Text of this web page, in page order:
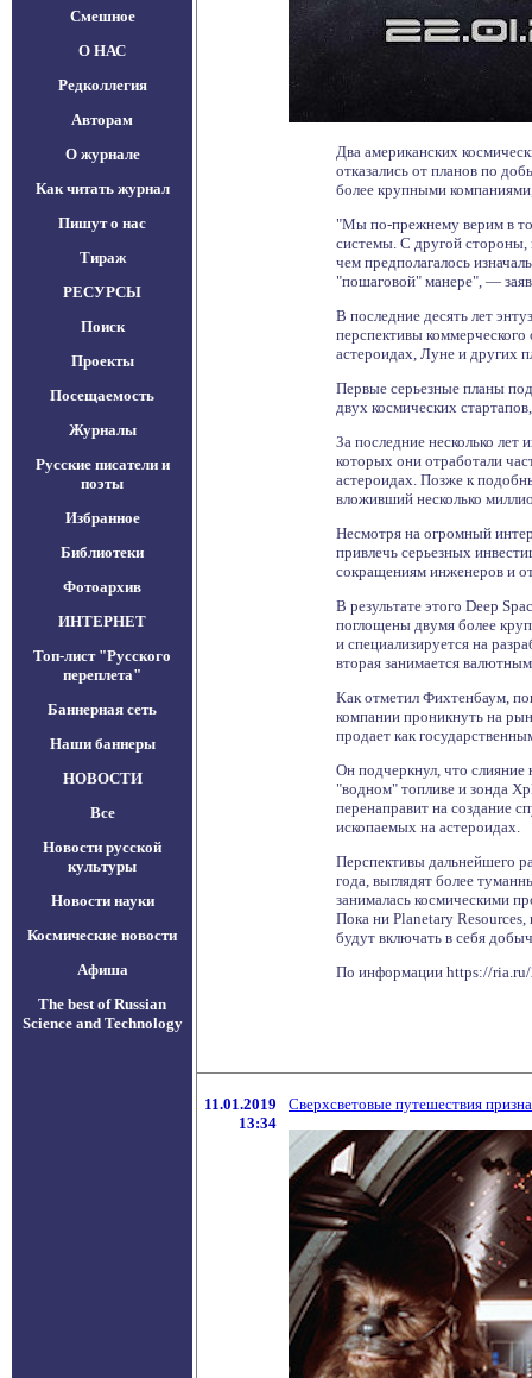
Смешное
О НАС
Редколлегия
Авторам
О журнале
Как читать журнал
Пишут о нас
Тираж
РЕСУРСЫ
Поиск
Проекты
Посещаемость
Журналы
Русские писатели и
поэты
Избранное
Библиотеки
Фотоархив
ИНТЕРНЕТ
Топ-лист "Русского
переплета"
Баннерная сеть
Наши баннеры
НОВОСТИ
Все
Новости русской
культуры
Новости науки
Космические новости
Афиша
The best of Russian
Science and Technology
Два американских
отказались от планов по
более крупными
"Мы по-прежнему верим в то,
системы. С другой
чем предполагалось
"пошаговой" манере", —
В последние десять лет
перспективы
астероидах, Луне и других
Первые серьезные планы
двух космических
За последние несколько лет
которых они отработали
астероидах. Позже к
вложивший несколько
Несмотря на огромный
привлечь серьезных
сокращениям инженеров и
В результате этого Deep
поглощены двумя более
и специализируется на
вторая занимается
Как отметил Фихтенбаум,
компании проникнуть на
продает как
Он подчеркнул, что слияние
"водном" топливе и зонда
перенаправит на создание
ископаемых на астероидах.
Перспективы дальнейшего
года, выглядят более
занималась космическими
Пока ни Planetary Resources,
будут включать в себя
По информации https://
11.01.2019
13:34
Сверхсветовые путешествия